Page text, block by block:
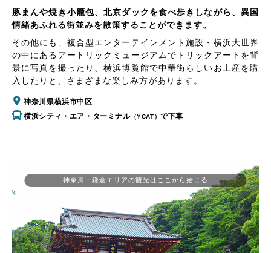
豚まんや焼き小籠包、北京ダックを食べ歩きしながら、異国
情緒あふれる街並みを散策することができます。
その他にも、複合型エンターテインメント施設・横浜大世界
の中にあるアートリックミュージアムでトリックアートを背
景に写真を撮ったり、横浜博覧館で中華街らしいお土産を購
入したりと、さまざまな楽しみ方があります。
神奈川県横浜市中区
横浜シティ・エア・ターミナル（YCAT）で下車
神奈川・鎌倉エリアの観光はここから始まる